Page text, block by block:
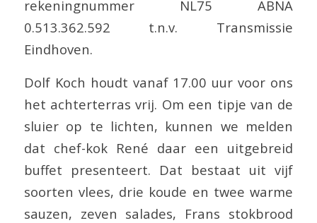
rekeningnummer NL75 ABNA
0.513.362.592 t.n.v. Transmissie
Eindhoven.
Dolf Koch houdt vanaf 17.00 uur voor ons
het achterterras vrij. Om een tipje van de
sluier op te lichten, kunnen we melden
dat chef-kok René daar een uitgebreid
buffet presenteert. Dat bestaat uit vijf
soorten vlees, drie koude en twee warme
sauzen, zeven salades, Frans stokbrood